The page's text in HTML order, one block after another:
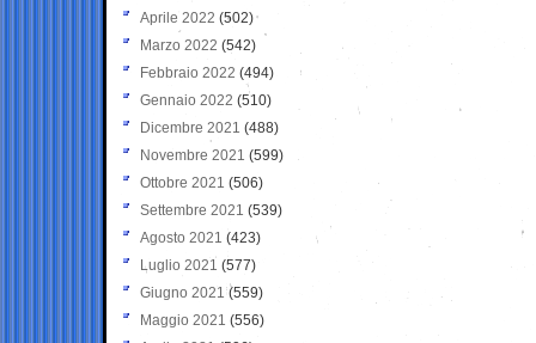
Aprile 2022 (502)
Marzo 2022 (542)
Febbraio 2022 (494)
Gennaio 2022 (510)
Dicembre 2021 (488)
Novembre 2021 (599)
Ottobre 2021 (506)
Settembre 2021 (539)
Agosto 2021 (423)
Luglio 2021 (577)
Giugno 2021(559)
Maggio 2021 (556)